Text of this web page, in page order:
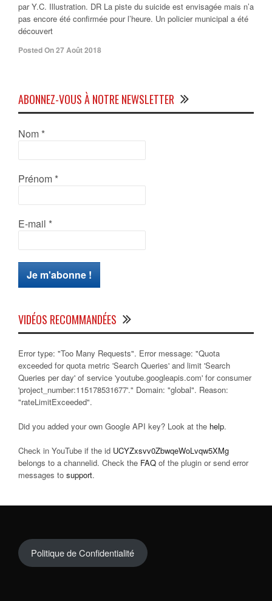
par Y.C. Illustration. DR La piste du suicide est envisagée mais n’a
pas encore été confirmée pour l’heure. Un policier municipal a été
découvert
Posted On 27 Août 2018
ABONNEZ-VOUS À NOTRE NEWSLETTER
Nom *
Prénom *
E-mail *
VIDÉOS RECOMMANDÉES
Error type: "Too Many Requests". Error message: "Quota
exceeded for quota metric 'Search Queries' and limit 'Search
Queries per day' of service 'youtube.googleapis.com' for consumer
'project_number:115178531677'." Domain: "global". Reason:
"rateLimitExceeded".
Did you added your own Google API key? Look at the help.
Check in YouTube if the id UCYZxsvv0ZbwqeWoLvqw5XMg
belongs to a channelid. Check the FAQ of the plugin or send error
messages to support.
Politique de Confidentialité